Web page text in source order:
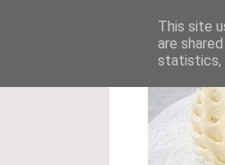
This site
are
statistics,